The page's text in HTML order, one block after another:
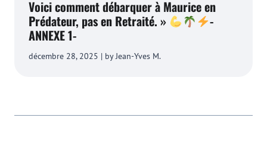
Voici comment débarquer à Maurice en
Prédateur, pas en Retraité. »
-
ANNEXE 1-
décembre 28, 2025 | by Jean-Yves M.